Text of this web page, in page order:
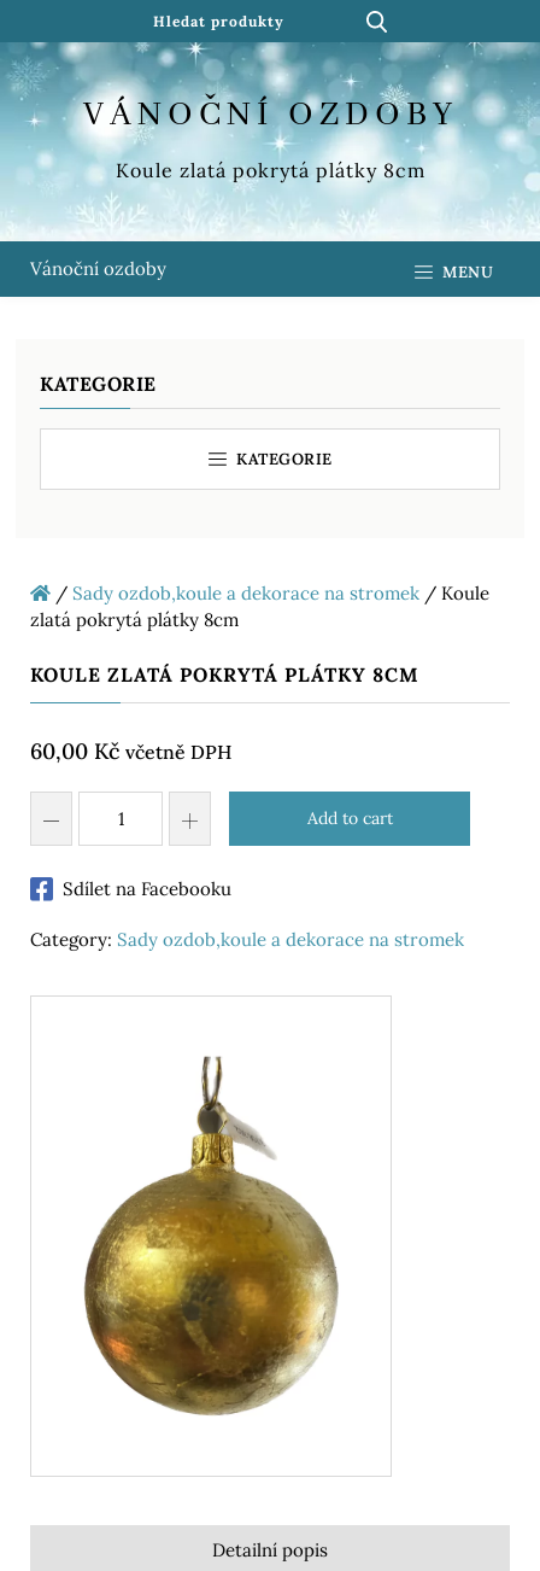
VÁNOČNÍ OZDOBY
Koule zlatá pokrytá plátky 8cm
Vánoční ozdoby MENU
KATEGORIE
KATEGORIE
/ Sady ozdob,koule a dekorace na stromek / Koule
zlatá pokrytá plátky 8cm
KOULE ZLATÁ POKRYTÁ PLÁTKY 8CM
60,00 Kč včetně DPH
Add to cart
Sdílet na Facebooku
Category: Sady ozdob,koule a dekorace na stromek
Detailní popis